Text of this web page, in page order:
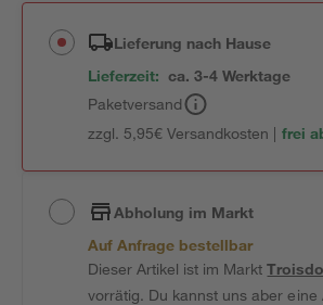
Lieferung nach Hause
Lieferzeit: ca. 3-4 Werktage
Paketversand
zzgl. 5,95€ Versandkosten | frei
Abholung im Markt
Auf Anfrage bestellbar
Dieser Artikel ist im Markt
vorrätig. Du kannst uns aber eine